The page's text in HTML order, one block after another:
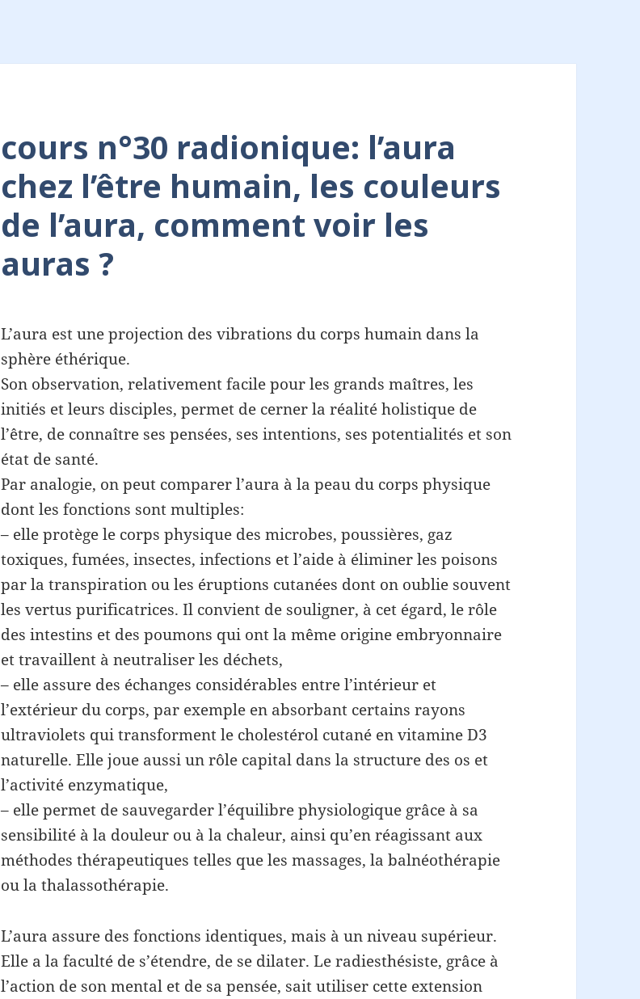
cours n°30 radionique: l’aura
chez l’être humain, les couleurs
de l’aura, comment voir les
auras ?
L’aura est une projection des vibrations du corps humain dans la
sphère éthérique.
Son observation, relativement facile pour les grands maîtres, les
initiés et leurs disciples, permet de cerner la réalité holistique de
l’être, de connaître ses pensées, ses intentions, ses potentialités et son
état de santé.
Par analogie, on peut comparer l’aura à la peau du corps physique
dont les fonctions sont multiples:
– elle protège le corps physique des microbes, poussières, gaz
toxiques, fumées, insectes, infections et l’aide à éliminer les poisons
par la transpiration ou les éruptions cutanées dont on oublie souvent
les vertus purificatrices. Il convient de souligner, à cet égard, le rôle
des intestins et des poumons qui ont la même origine embryonnaire
et travaillent à neutraliser les déchets,
– elle assure des échanges considérables entre l’intérieur et
l’extérieur du corps, par exemple en absorbant certains rayons
ultraviolets qui transforment le cholestérol cutané en vitamine D3
naturelle. Elle joue aussi un rôle capital dans la structure des os et
l’activité enzymatique,
– elle permet de sauvegarder l’équilibre physiologique grâce à sa
sensibilité à la douleur ou à la chaleur, ainsi qu’en réagissant aux
méthodes thérapeutiques telles que les massages, la balnéothérapie
ou la thalassothérapie.
L’aura assure des fonctions identiques, mais à un niveau supérieur.
Elle a la faculté de s’étendre, de se dilater. Le radiesthésiste, grâce à
l’action de son mental et de sa pensée, sait utiliser cette extension